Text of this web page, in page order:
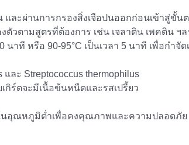
ละผ่านการกรองสิ่งเจือปนออกก่อนเข้าสู่ขั้น
ตามสูตรที่ต้องการ เช่น เจลาติน เพคติน ฯ
าที หรือ 90-95°C เป็นเวลา 5 นาที เพื่อกำจั
ละ Streptococcus thermophilus
ร์ตจะมีเนื้อข้นหนืดและรสเปรี้ยว
นอุณหภูมิต่ำเพื่อคงคุณภาพและความปลอดภัย